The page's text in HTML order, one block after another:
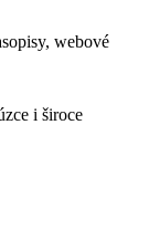
webové
i široce